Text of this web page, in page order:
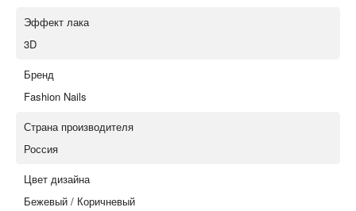
Эффект лака
3D
Бренд
Fashion Nails
Страна производителя
Россия
Цвет дизайна
Бежевый / Коричневый